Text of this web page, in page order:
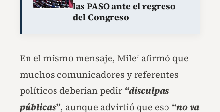
las PASO ante el regreso
del Congreso
En el mismo mensaje, Milei afirmó que
muchos comunicadores y referentes
políticos deberían pedir “disculpas
públicas”, aunque advirtió que eso “no va